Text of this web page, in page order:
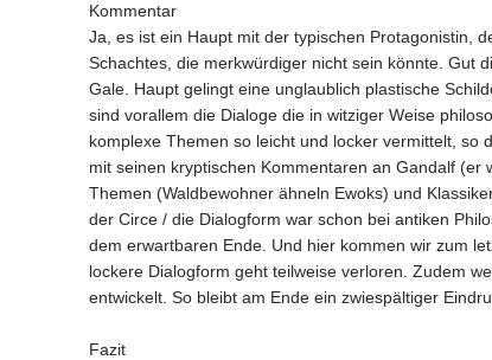
Kommentar
Ja, es ist ein Haupt mit der typischen Protagonistin,
Schachtes, die merkwürdiger nicht sein könnte. Gut
Gale. Haupt gelingt eine unglaublich plastische
sind vorallem die Dialoge die in witziger Weise
komplexe Themen so leicht und locker vermittelt, so
mit seinen kryptischen Kommentaren an Gandalf
Themen (Waldbewohner ähneln Ewoks) und
der Circe / die Dialogform war schon bei antiken
dem erwartbaren Ende. Und hier kommen wir zum
lockere Dialogform geht teilweise verloren. Zudem
entwickelt. So bleibt am Ende ein zwiespältiger
Fazit